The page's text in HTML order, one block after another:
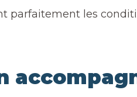
parfaitement les